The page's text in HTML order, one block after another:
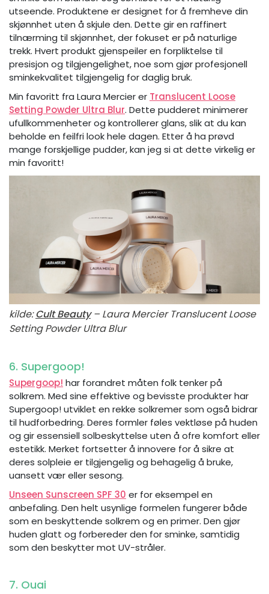
utseende. Produktene er designet for å fremheve din
skjønnhet uten å skjule den. Dette gir en raffinert
tilnærming til skjønnhet, der fokuset er på naturlige
trekk. Hvert produkt gjenspeiler en forpliktelse til
presisjon og tilgjengelighet, noe som gjør profesjonell
sminkekvalitet tilgjengelig for daglig bruk.
Min favoritt fra Laura Mercier er Translucent Loose
Setting Powder Ultra Blur. Dette pudderet minimerer
ufullkommenheter og kontrollerer glans, slik at du kan
beholde en feilfri look hele dagen. Etter å ha prøvd
mange forskjellige pudder, kan jeg si at dette virkelig er
min favoritt!
kilde:Cult Beauty– Laura Mercier Translucent Loose
Setting Powder Ultra Blur
6. Supergoop!
Supergoop! har forandret måten folk tenker på
solkrem. Med sine effektive og bevisste produkter har
Supergoop! utviklet en rekke solkremer som også bidrar
til hudforbedring. Deres formler føles vektløse på huden
og gir essensiell solbeskyttelse uten å ofre komfort eller
estetikk. Merket fortsetter å innovere for å sikre at
deres solpleie er tilgjengelig og behagelig å bruke,
uansett vær eller sesong.
Unseen Sunscreen SPF 30 er for eksempel en
anbefaling. Den helt usynlige formelen fungerer både
som en beskyttende solkrem og en primer. Den gjør
huden glatt og forbereder den for sminke, samtidig
som den beskytter mot UV-stråler.
7. Ouai